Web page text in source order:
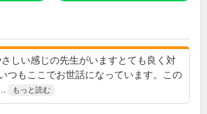
しい感じの先生がいますとても良く対
つもここでお世話になっています。この
もっと読む